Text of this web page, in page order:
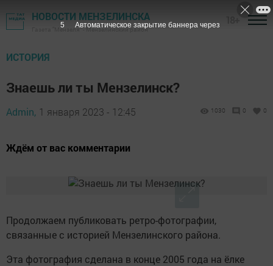
НОВОСТИ МЕНЗЕЛИНСКА
Газета "Мензеля" - Мензелинский район
ИСТОРИЯ
Знаешь ли ты Мензелинск?
Admin, 1 января 2023 - 12:45 1030 0 0
Ждём от вас комментарии
Продолжаем публиковать ретро-фотографии,
связанные с историей Мензелинского района.
Эта фотография сделана в конце 2005 года на ёлке
4 Автоматическое закрытие баннера через